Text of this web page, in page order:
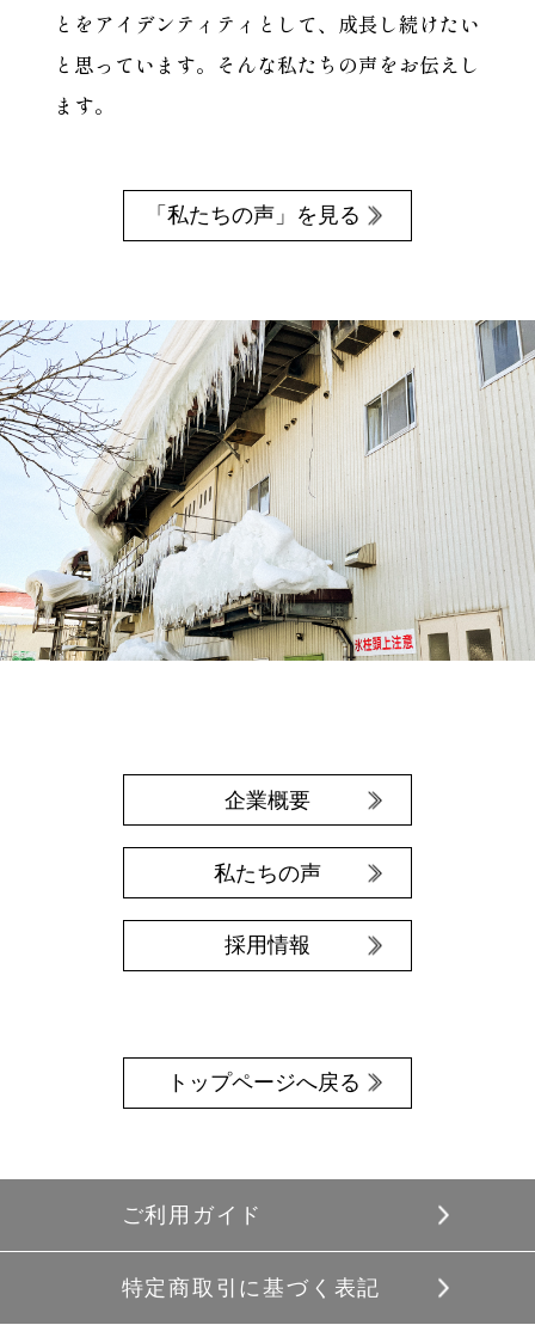
とを アイデンティティとして、成長し続けたい
と思っています。 そんな私たちの声をお伝えし
ます。
「私たちの声」を見る
企業概要
私たちの声
採用情報
トップページへ戻る
ご利用ガイド
特定商取引に基づく表記